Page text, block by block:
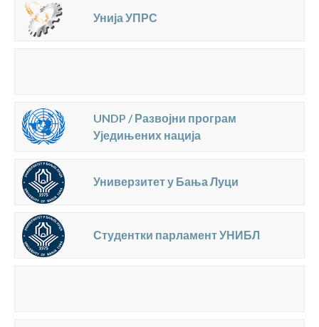
Унија УПРС
UNDP / Развојни програм
Уједињених нација
Универзитет у Бања Луци
Студентки парламент УНИБЛ